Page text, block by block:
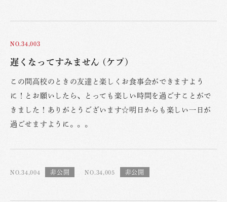
NO.34,003
遅くなってすみません (ケプ)
この間高校のときの友達と楽しくお食事会ができますよう
に！とお願いしたら、とっても楽しい時間を過ごすことがで
きました！ありがとうございます☆明日からも楽しい一日が
過ごせますように。。。
NO.34,004 NO.34,005